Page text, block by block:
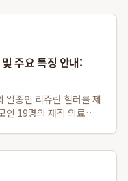
주요 특징 안내:
일종인 리쥬란 힐러를 제
인 19명의 재직 의료진